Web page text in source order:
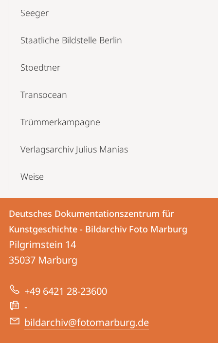
Seeger
Staatliche Bildstelle Berlin
Stoedtner
Transocean
Trümmerkampagne
Verlagsarchiv Julius Manias
Weise
Kontakt
und
Informationen
zur
Website
Kontaktinformationen
Deutsches
Dokumentationszentrum
für
Kunstgeschichte
-
Bildarchiv
Foto
Marburg
Deutsches Dokumentationszentrum für
Kunstgeschichte - Bildarchiv Foto Marburg
Pilgrimstein 14
35037 Marburg
+49 6421 28-23600
-
bildarchiv@fotomarburg.de